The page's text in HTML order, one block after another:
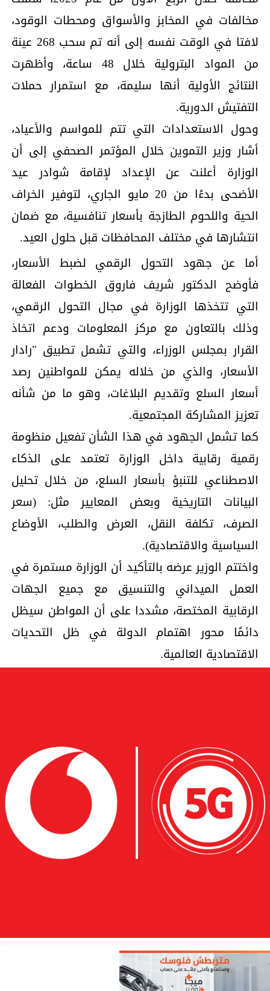
مخالفات في المخابز والأسواق ومحطات الوقود،
لافتا في الوقت نفسه إلى أنه تم سحب 268 عينة
من المواد البترولية خلال 48 ساعة، وأظهرت
النتائج الأولية أنها سليمة، مع استمرار حملات
التفتيش الدورية.
وحول الاستعدادات التي تتم للمواسم والأعياد،
أشار وزير التموين خلال المؤتمر الصحفي إلى أن
الوزارة أعلنت عن الإعداد لإقامة شوادر عيد
الأضحى بدءًا من 20 مايو الجاري، لتوفير الخراف
الحية واللحوم الطازجة بأسعار تنافسية، مع ضمان
انتشارها في مختلف المحافظات قبل حلول العيد.
أما عن جهود التحول الرقمي لضبط الأسعار،
فأوضح الدكتور شريف فاروق الخطوات الفعالة
التي تتخذها الوزارة في مجال التحول الرقمي،
وذلك بالتعاون مع مركز المعلومات ودعم اتخاذ
القرار بمجلس الوزراء، والتي تشمل تطبيق "رادار
الأسعار، والذي من خلاله يمكن للمواطنين رصد
أسعار السلع وتقديم البلاغات، وهو ما من شأنه
تعزيز المشاركة المجتمعية.
كما تشمل الجهود في هذا الشأن تفعيل منظومة
رقمية رقابية داخل الوزارة تعتمد على الذكاء
الاصطناعي للتنبؤ بأسعار السلع، من خلال تحليل
البيانات التاريخية وبعض المعايير مثل: (سعر
الصرف، تكلفة النقل، العرض والطلب، الأوضاع
السياسية والاقتصادية).
واختتم الوزير عرضه بالتأكيد أن الوزارة مستمرة في
العمل الميداني والتنسيق مع جميع الجهات
الرقابية المختصة، مشددا على أن المواطن سيظل
دائمًا محور اهتمام الدولة في ظل التحديات
الاقتصادية العالمية.